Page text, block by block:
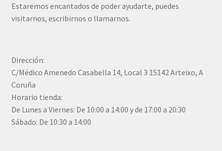
Estaremos encantados de poder ayudarte, puedes
visitarnos, escribirnos o llamarnos.
Dirección:
C/Médico Amenedo Casabella 14, Local 3 15142 Arteixo, A
Coruña
Horario tienda:
De Lunes a Viernes: De 10:00 a 14:00 y de 17:00 a 20:30
Sábado: De 10:30 a 14:00